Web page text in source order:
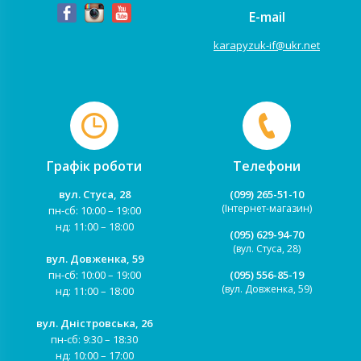
E-mail
karapyzuk-if@ukr.net
Графік роботи
вул. Стуса, 28
пн-сб: 10:00 – 19:00
нд: 11:00 – 18:00
вул. Довженка, 59
пн-сб: 10:00 – 19:00
нд: 11:00 – 18:00
вул. Дністровська, 26
пн-сб: 9:30 – 18:30
нд: 10:00 – 17:00
Телефони
(099) 265-51-10
(Інтернет-магазин)
(095) 629-94-70
(вул. Стуса, 28)
(095) 556-85-19
(вул. Довженка, 59)